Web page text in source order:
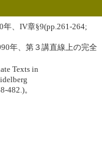
、IV章§9(pp.261-264;
年、第３講直線上の完全
Texts in
482.)。